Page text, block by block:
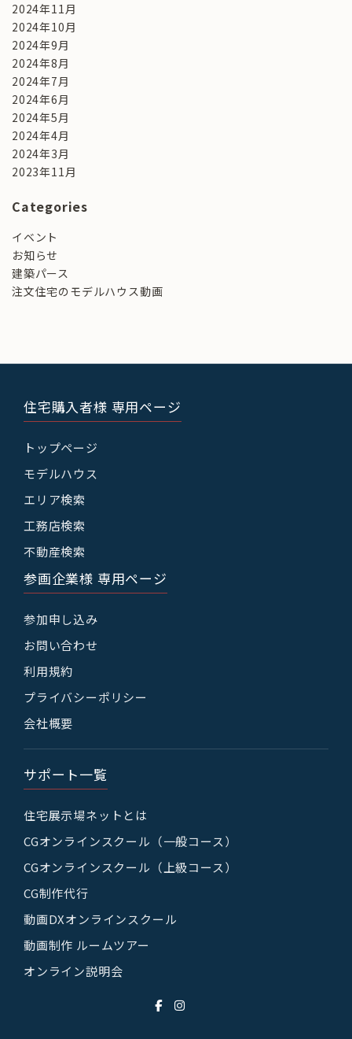
2024年11月
2024年10月
2024年9月
2024年8月
2024年7月
2024年6月
2024年5月
2024年4月
2024年3月
2023年11月
Categories
イベント
お知らせ
建築パース
注文住宅のモデルハウス動画
住宅購入者様 専用ページ
トップページ
モデルハウス
エリア検索
工務店検索
不動産検索
参画企業様 専用ページ
参加申し込み
お問い合わせ
利用規約
プライバシーポリシー
会社概要
サポート一覧
住宅展示場ネットとは
CGオンラインスクール（一般コース）
CGオンラインスクール（上級コース）
CG制作代行
動画DXオンラインスクール
動画制作 ルームツアー
オンライン説明会